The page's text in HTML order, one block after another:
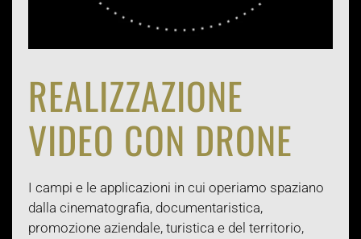
REALIZZAZIONE
VIDEO CON DRONE
I campi e le applicazioni in cui operiamo spaziano
dalla cinematografia, documentaristica,
promozione aziendale, turistica e del territorio,